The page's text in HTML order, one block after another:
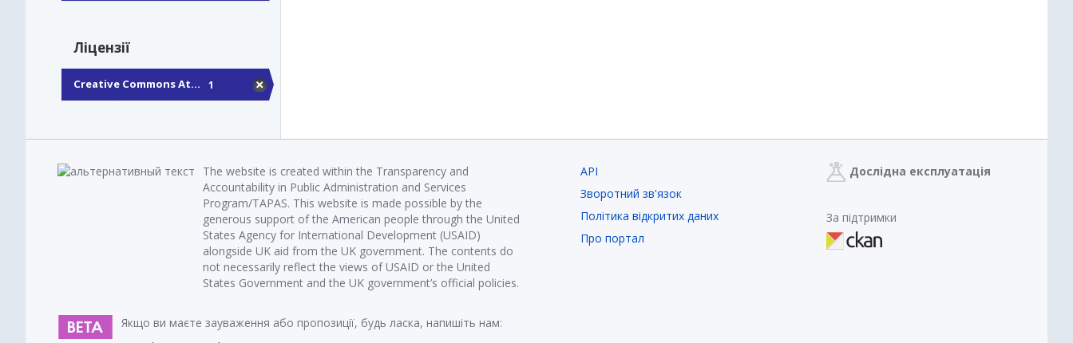
Ліцензії
Creative Commons At... 1
The website is created within the Transparency and
Accountability in Public Administration and Services
Program/TAPAS. This website is made possible by the
generous support of the American people through the United
States Agency for International Development (USAID)
alongside UK aid from the UK government. The contents do
not necessarily reflect the views of USAID or the United
States Government and the UK government’s official policies.
Якщо ви маєте зауваження або пропозиції, будь ласка, напишіть нам:
API
Зворотний зв'язок
Політика відкритих даних
Про портал
Дослідна експлуатація
За підтримки